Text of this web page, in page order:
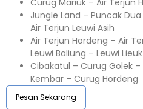
Curug Mariuk – Air Terjun
Jungle Land – Puncak
Air Terjun Leuwi Asih
Air Terjun Hordeng – Air
Leuwi Baliung – Leuwi
Cibakatul – Curug Golek
Kembar – Curug Hordeng
Pesan Sekarang